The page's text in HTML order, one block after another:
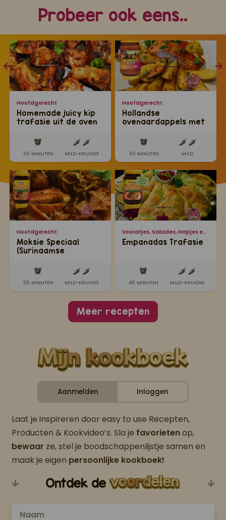
Probeer ook eens..
Hoofdgerecht
Homemade juicy kip
trafasie uit de oven
30 MINUTEN MILD-KRUIDIG
Hoofdgerecht
Moksie Speciaal
(Surinaamse
de oven)
25 MINUTEN MILD-KRUIDIG
Hoofdgerecht
Hollandse
ovenaardappels met
30 MINUTEN MILD
Voorafjes, Salades, Hapjes en Lekkernijen
Empanadas Trafasie
45 MINUTEN MILD-KRUIDIG
Meer recepten
Aanmelden Inloggen
Laat je inspireren door easy to use Recepten,
Producten & Kookvideo’s. Sla je favorietenop,
bewaar ze, stel je boodschappenlijstje samen en
maak je eigen persoonlijke kookboek!
Ontdek de